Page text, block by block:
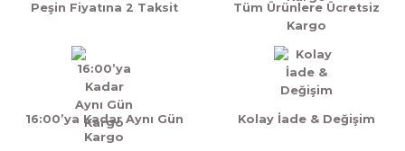
Peşin Fiyatına 2 Taksit
Tüm Ürünlere Ücretsiz
Kargo
16:00’ya Kadar Aynı Gün
Kargo
Kolay İade & Değişim